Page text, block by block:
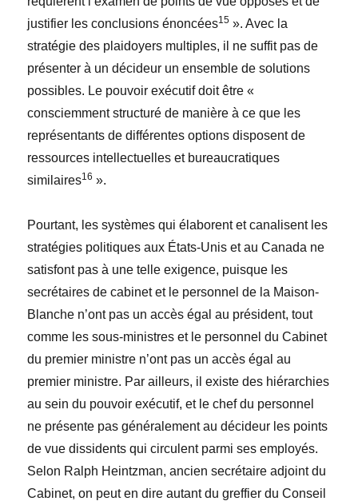
justifier les conclusions énoncées15 ». Avec la
stratégie des plaidoyers multiples, il ne suffit pas de
présenter à un décideur un ensemble de solutions
possibles. Le pouvoir exécutif doit être «
consciemment structuré de manière à ce que les
représentants de différentes options disposent de
ressources intellectuelles et bureaucratiques
similaires16 ».
Pourtant, les systèmes qui élaborent et canalisent les
stratégies politiques aux États-Unis et au Canada ne
satisfont pas à une telle exigence, puisque les
secrétaires de cabinet et le personnel de la Maison-
Blanche n’ont pas un accès égal au président, tout
comme les sous-ministres et le personnel du Cabinet
du premier ministre n’ont pas un accès égal au
premier ministre. Par ailleurs, il existe des hiérarchies
au sein du pouvoir exécutif, et le chef du personnel
ne présente pas généralement au décideur les points
de vue dissidents qui circulent parmi ses employés.
Selon Ralph Heintzman, ancien secrétaire adjoint du
Cabinet, on peut en dire autant du greffier du Conseil